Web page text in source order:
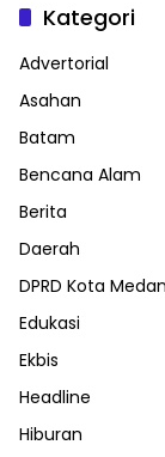
Kategori
Advertorial
Asahan
Batam
Bencana Alam
Berita
Daerah
DPRD Kota Medan
Edukasi
Ekbis
Headline
Hiburan